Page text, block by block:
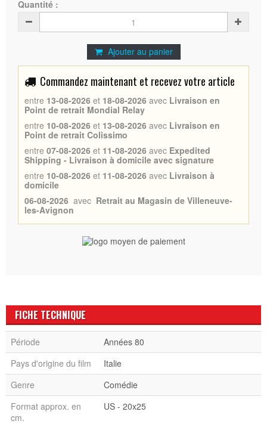
Quantité :
Ajouter au panier
Commandez maintenant et recevez votre article
entre 13-08-2026 et 18-08-2026 avec Livraison en
Point de retrait Mondial Relay
entre 10-08-2026 et 13-08-2026 avec Livraison en
Point de retrait Colissimo
entre 07-08-2026 et 11-08-2026 avec Expedited
Shipping - Livraison à domicile avec signature
entre 10-08-2026 et 11-08-2026 avec Livraison à
domicile
06-08-2026 avec Retrait au Magasin de Villeneuve-
les-Avignon
FICHE TECHNIQUE
Période
Années 80
Pays d'origine du film
Italie
Genre
Comédie
Format approx. en
cm.
US - 20x25